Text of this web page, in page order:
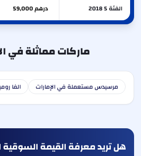
الفئة 5 2018 درهم 59,000
ماركات مماثلة في
مرسيدس مستعملة في الإمارات الفا
هل تريد معرفة القيمة السوقية